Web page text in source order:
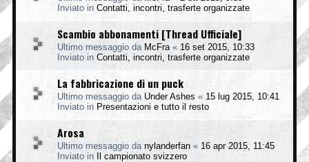
Inviato in Contatti, incontri, trasferte organizzate
Scambio abbonamenti [Thread Ufficiale]
Ultimo messaggio da McFra « 16 set 2015, 10:33
Inviato in Contatti, incontri, trasferte organizzate
La fabbricazione di un puck
Ultimo messaggio da Under Ashes « 15 lug 2015, 10:41
Inviato in Presentazioni e tutto il resto
Arosa
Ultimo messaggio da nylanderfan « 16 apr 2015, 11:45
Inviato in
Il campionato svizzero